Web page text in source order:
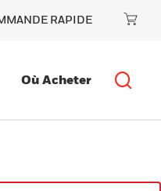
RAPIDE
Où Acheter